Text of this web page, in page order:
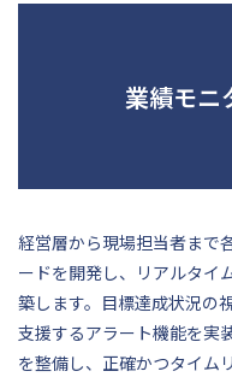
業績モニ
経営層から現場担当者まで
ードを開発し、リアルタイ
築します。目標達成状況の
支援するアラート機能を実
を整備し、正確かつタイム